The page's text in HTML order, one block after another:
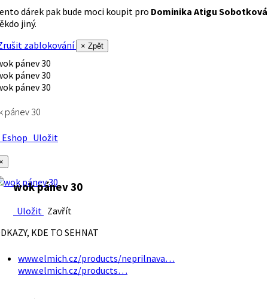
dárek pak bude moci koupit pro Dominika Atigu Sobotková
jiný.
zablokování
× Zpět
pánev 30
Uložit
wok pánev 30
Uložit Zavřít
KDE TO SEHNAT
www.elmich.cz/products/neprilnava…
www.elmich.cz/products…